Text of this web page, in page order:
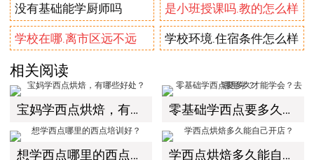
没有基础能学厨师吗 是小班授课吗.教的怎么样
学校在哪.离市区远不远 学校环境.住宿条件怎么样
相关阅读
宝妈学西点烘焙，有哪些好处？ 零基础学西点要多久才能学会？去哪里学？
想学西点哪里的西点培训好？ 学西点烘焙多久能自己开店？